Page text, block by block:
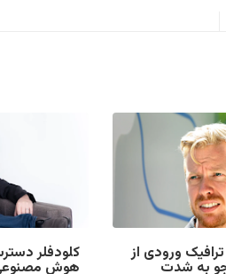
ورودی از
به شدت
کلودفلر
هوش مصنوعی